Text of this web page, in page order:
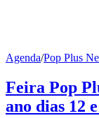
Agenda/Pop Plus
Feira Pop
ano dias 12